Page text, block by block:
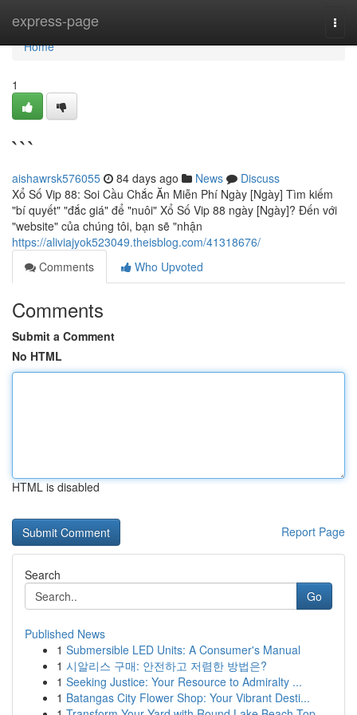
express-page
Home
Home
1
```
aishawrsk576055 84 days ago News
Discuss
Xổ Số Vip 88: Soi Cầu Chắc Ăn Miễn Phí Ngày [Ngày] Tìm kiếm
"bí quyết" "đắc giá" để "nuôi" Xổ Số Vip 88 ngày [Ngày]? Đến với
"website" của chúng tôi, bạn sẽ "nhận
https://aliviajyok523049.theisblog.com/41318676/
Comments
Who Upvoted
Comments
Submit a Comment
No HTML
HTML is disabled
Report Page
Search
Go
Published News
1 Submersible LED Units: A Consumer's Manual
1 시알리스 구매: 안전하고 저렴한 방법은?
1 Seeking Justice: Your Resource to Admiralty ...
1 Batangas City Flower Shop: Your Vibrant Desti...